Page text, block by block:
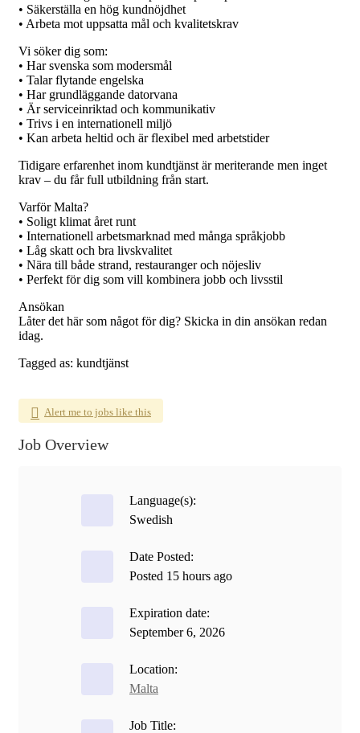
• Säkerställa en hög kundnöjdhet
• Arbeta mot uppsatta mål och kvalitetskrav
Vi söker dig som:
• Har svenska som modersmål
• Talar flytande engelska
• Har grundläggande datorvana
• Är serviceinriktad och kommunikativ
• Trivs i en internationell miljö
• Kan arbeta heltid och är flexibel med arbetstider
Tidigare erfarenhet inom kundtjänst är meriterande men inget
krav – du får full utbildning från start.
Varför Malta?
• Soligt klimat året runt
• Internationell arbetsmarknad med många språkjobb
• Låg skatt och bra livskvalitet
• Nära till både strand, restauranger och nöjesliv
• Perfekt för dig som vill kombinera jobb och livsstil
Ansökan
Låter det här som något för dig? Skicka in din ansökan redan
idag.
Tagged as: kundtjänst
Alert me to jobs like this
Job Overview
Language(s):
Swedish
Date Posted:
Posted 15 hours ago
Expiration date:
September 6, 2026
Location:
Malta
Job Title: